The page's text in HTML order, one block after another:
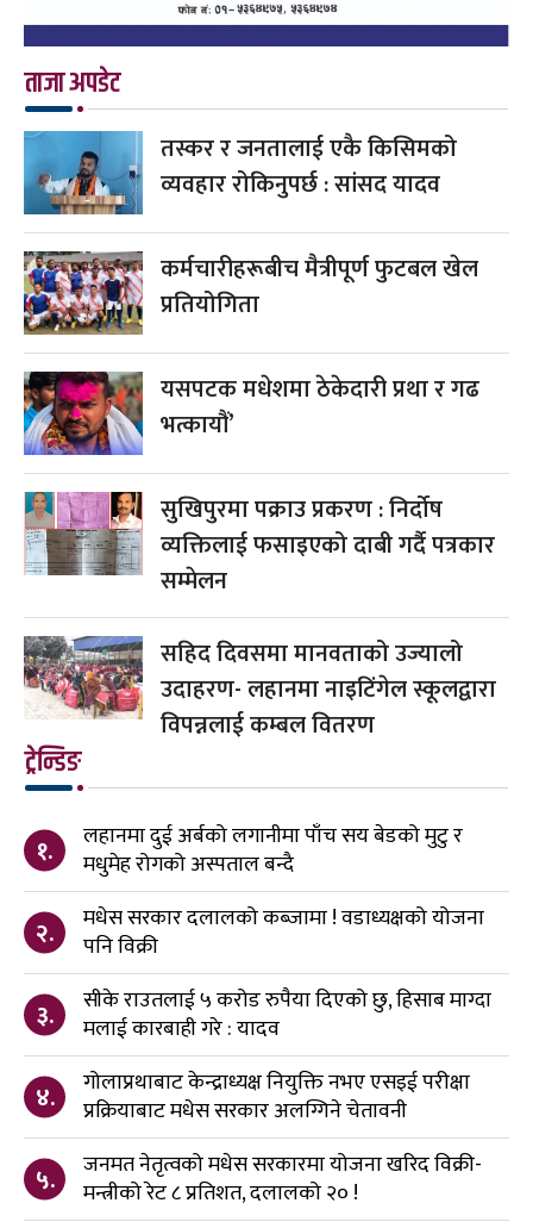
ताजा अपडेट
तस्कर र जनतालाई एकै किसिमको
व्यवहार रोकिनुपर्छ : सांसद यादव
कर्मचारीहरूबीच मैत्रीपूर्ण फुटबल खेल
प्रतियोगिता
यसपटक मधेशमा ठेकेदारी प्रथा र गढ
भत्कायौं’
सुखिपुरमा पक्राउ प्रकरण : निर्दोष
व्यक्तिलाई फसाइएको दाबी गर्दै पत्रकार
सम्मेलन
सहिद दिवसमा मानवताको उज्यालो
उदाहरण- लहानमा नाइटिंगेल स्कूलद्वारा
विपन्नलाई कम्बल वितरण
ट्रेन्डिङ
१.
लहानमा दुई अर्बको लगानीमा पाँच सय बेडको मुटु र
मधुमेह रोगको अस्पताल बन्दै
२.
मधेस सरकार दलालको कब्जामा ! वडाध्यक्षको योजना
पनि विक्री
३.
सीके राउतलाई ५ करोड रुपैया दिएको छु, हिसाब माग्दा
मलाई कारबाही गरे : यादव
४.
गोलाप्रथाबाट केन्द्राध्यक्ष नियुक्ति नभए एसइई परीक्षा
प्रक्रियाबाट मधेस सरकार अलग्गिने चेतावनी
५.
जनमत नेतृत्वको मधेस सरकारमा योजना खरिद विक्री-
मन्त्रीको रेट ८ प्रतिशत, दलालको २० !